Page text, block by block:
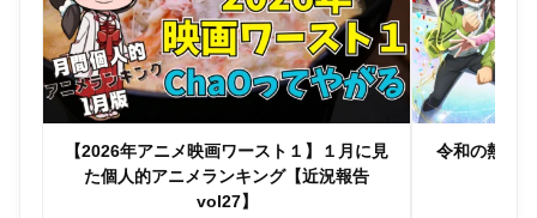
メ映画ワースト１】１月に見
ニメランキング【近況報告
令和の熱血スポ根「メダリスト」